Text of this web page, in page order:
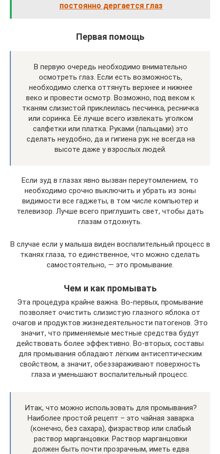
постоянно дергается глаз
Первая помощь
В первую очередь необходимо внимательно
осмотреть глаз. Если есть возможность,
необходимо слегка оттянуть верхнее и нижнее
веко и провести осмотр. Возможно, под веком к
тканям слизистой приклеилась песчинка, ресничка
или соринка. Её лучше всего извлекать уголком
салфетки или платка. Руками (пальцами) это
сделать неудобно, да и гигиена рук не всегда на
высоте даже у взрослых людей.
Если зуд в глазах явно вызван переутомлением, то
необходимо срочно выключить и убрать из зоны
видимости все гаджеты, в том числе компьютер и
телевизор. Лучше всего приглушить свет, чтобы дать
глазам отдохнуть.
В случае если у малыша виден воспалительный процесс в
тканях глаза, то единственное, что можно сделать
самостоятельно, — это промывание.
Чем и как промывать
Эта процедура крайне важна. Во-первых, промывание
позволяет очистить слизистую глазного яблока от
очагов и продуктов жизнедеятельности патогенов. Это
значит, что применяемые местные средства будут
действовать более эффективно. Во-вторых, составы
для промывания обладают лёгким антисептическим
свойством, а значит, обеззараживают поверхность
глаза и уменьшают воспалительный процесс.
Итак, что можно использовать для промывания?
Наиболее простой рецепт – это чайная заварка
(конечно, без сахара), физраствор или слабый
раствор марганцовки. Раствор марганцовки
должен быть почти прозрачным, иметь едва